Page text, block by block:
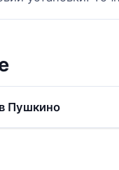
Пушкино